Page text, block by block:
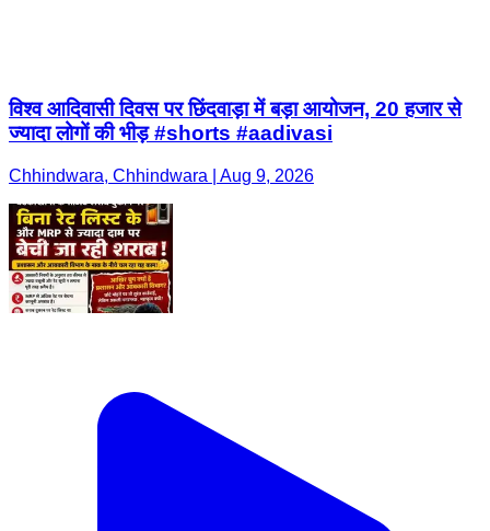
विश्व आदिवासी दिवस पर छिंदवाड़ा में बड़ा आयोजन, 20 हजार से
ज्यादा लोगों की भीड़ #shorts #aadivasi
Chhindwara, Chhindwara | Aug 9, 2026